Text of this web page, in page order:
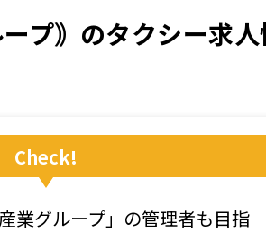
プ｠ のタクシー求人
Check!
業グループ」の管理者も目指